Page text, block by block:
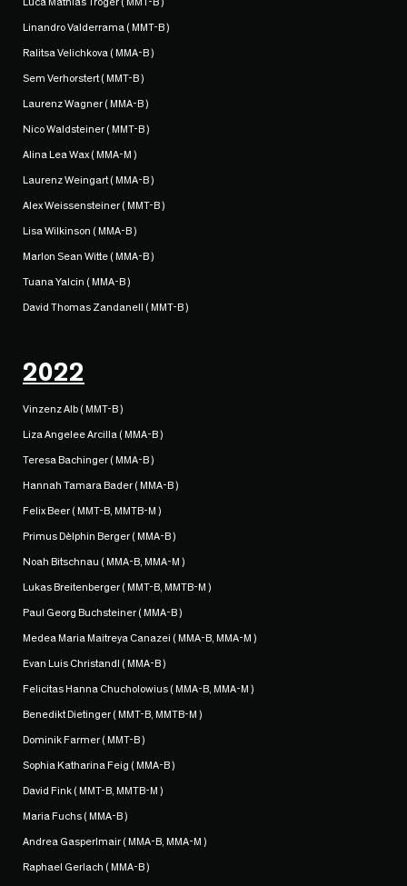
Linandro Valderrama ( MMT-B )
Ralitsa Velichkova ( MMA-B )
Sem Verhorstert ( MMT-B )
Laurenz Wagner ( MMA-B )
Nico Waldsteiner ( MMT-B )
Alina Lea Wax ( MMA-M )
Laurenz Weingart ( MMA-B )
Alex Weissensteiner ( MMT-B )
Lisa Wilkinson ( MMA-B )
Marlon Sean Witte ( MMA-B )
Tuana Yalcin ( MMA-B )
David Thomas Zandanell ( MMT-B )
2022
Vinzenz Alb ( MMT-B )
Liza Angelee Arcilla ( MMA-B )
Teresa Bachinger ( MMA-B )
Hannah Tamara Bader ( MMA-B )
Felix Beer ( MMT-B, MMTB-M )
Primus Dèlphin Berger ( MMA-B )
Noah Bitschnau ( MMA-B, MMA-M )
Lukas Breitenberger ( MMT-B, MMTB-M )
Paul Georg Buchsteiner ( MMA-B )
Medea Maria Maitreya Canazei ( MMA-B, MMA-M )
Evan Luis Christandl ( MMA-B )
Felicitas Hanna Chucholowius ( MMA-B, MMA-M )
Benedikt Dietinger ( MMT-B, MMTB-M )
Dominik Farmer ( MMT-B )
Sophia Katharina Feig ( MMA-B )
David Fink ( MMT-B, MMTB-M )
Maria Fuchs ( MMA-B )
Andrea Gasperlmair ( MMA-B, MMA-M )
Raphael Gerlach ( MMA-B )